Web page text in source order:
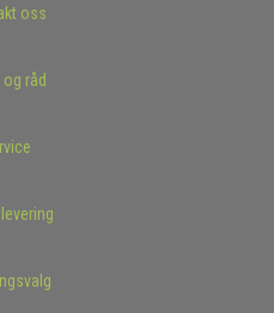
oss
og råd